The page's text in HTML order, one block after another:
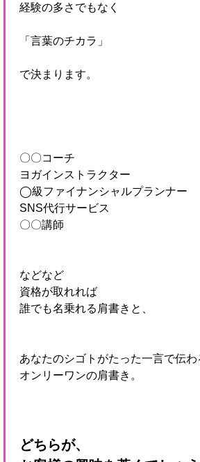
経験の多さでもなく
「言葉のチカラ」
で決まります。
〇〇コーチ
ヨガインストラクター
◯級ファイナンシャルプランナー
SNS代行サービス
〇〇講師
などなど
資格が取れれば
誰でも名乗れる肩書きと、
あなたのシゴトがたった一言で伝わ
オンリーワンの肩書き。
どちらが、